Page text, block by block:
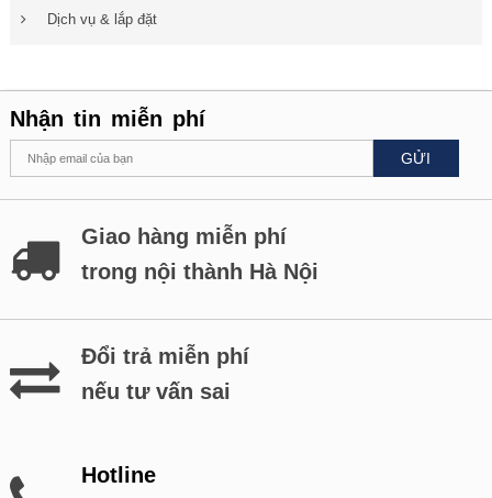
Dịch vụ & lắp đặt
Nhận tin miễn phí
GỬI
Giao hàng miễn phí
trong nội thành Hà Nội
Đổi trả miễn phí
nếu tư vấn sai
Hotline